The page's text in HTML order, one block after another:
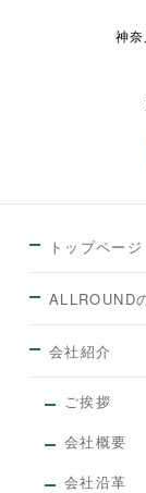
神
トップページ
ALLROUND
会社紹介
ご挨拶
会社概要
会社沿革